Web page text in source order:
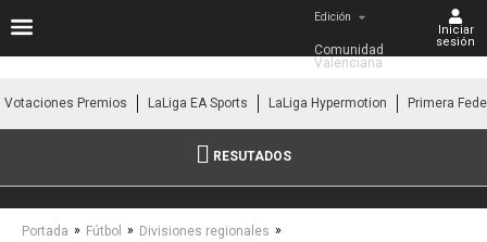
Edición
Comunidad
Valenciana
Iniciar
sesión
Votaciones Premios LaLiga EA Sports LaLiga Hypermotion Primera
RESUTADOS
Portada » Fútbol » Divisiones regionales »